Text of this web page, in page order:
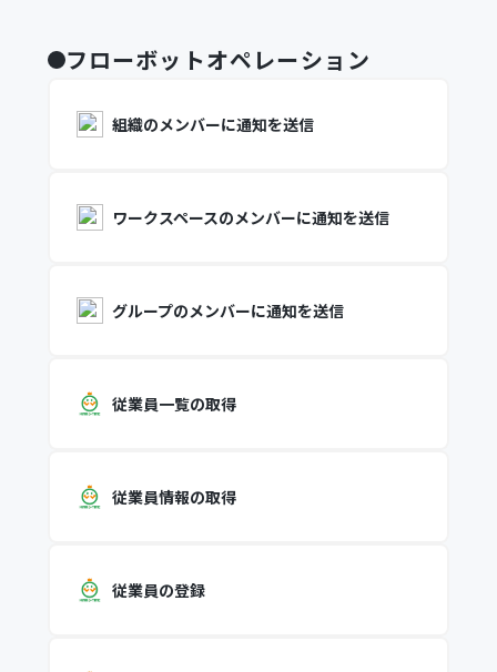
フローボットオペレーション
組織のメンバーに通知を送信
ワークスペースのメンバーに通知を送信
グループのメンバーに通知を送信
従業員一覧の取得
従業員情報の取得
従業員の登録